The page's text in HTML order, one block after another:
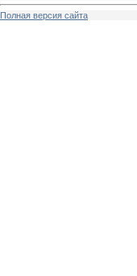
Полная версия сайта